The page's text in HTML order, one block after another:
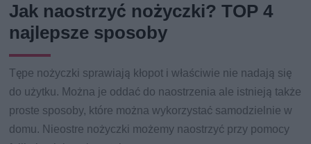
Jak naostrzyć nożyczki? TOP 4
najlepsze sposoby
Tępe nożyczki sprawiają kłopot i właściwie nie nadają się
do użytku. Można je oddać do naostrzenia ale istnieją także
proste sposoby, które można wykorzystać samodzielnie w
domu. Nieostre nożyczki możemy naostrzyć przy pomocy